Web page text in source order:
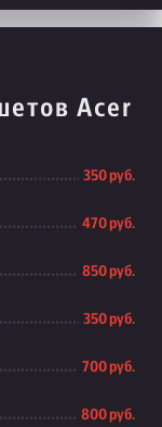
Acer
350 руб.
470 руб.
850 руб.
350 руб.
700 руб.
800 руб.